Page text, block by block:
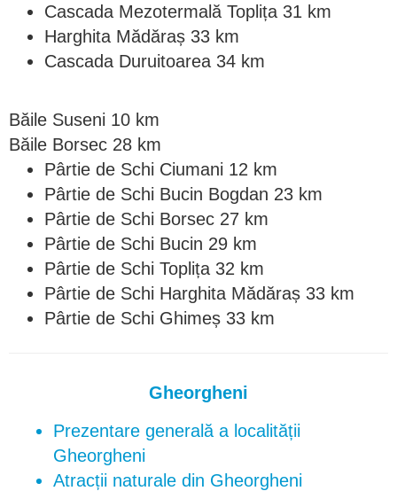
Cascada Mezotermală Toplița 31 km
Harghita Mădăraș 33 km
Cascada Duruitoarea 34 km
Băile Suseni 10 km
Băile Borsec 28 km
Pârtie de Schi Ciumani 12 km
Pârtie de Schi Bucin Bogdan 23 km
Pârtie de Schi Borsec 27 km
Pârtie de Schi Bucin 29 km
Pârtie de Schi Toplița 32 km
Pârtie de Schi Harghita Mădăraș 33 km
Pârtie de Schi Ghimeș 33 km
Gheorgheni
Prezentare generală a localității
Gheorgheni
Atracții naturale din Gheorgheni